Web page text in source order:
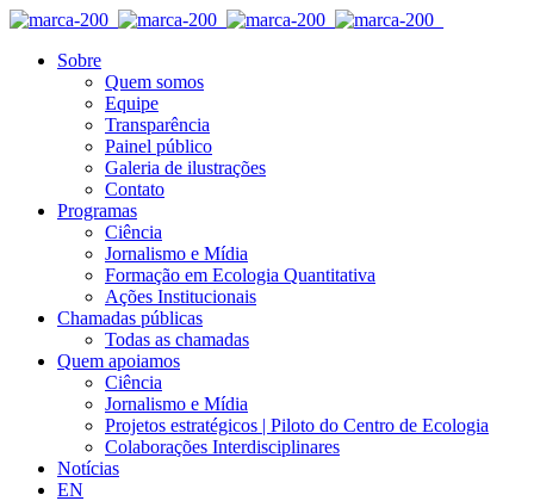
Sobre
Quem somos
Equipe
Transparência
Painel público
Galeria de ilustrações
Contato
Programas
Ciência
Jornalismo e Mídia
Formação em Ecologia Quantitativa
Ações Institucionais
Chamadas públicas
Todas as chamadas
Quem apoiamos
Ciência
Jornalismo e Mídia
Projetos estratégicos | Piloto do Centro de Ecologia
Colaborações Interdisciplinares
Notícias
EN